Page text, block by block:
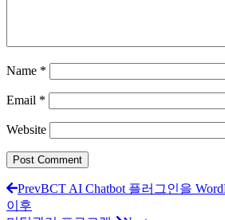
Name *
Email *
Website
PrevBCT AI Chatbot 플러그인을
이후